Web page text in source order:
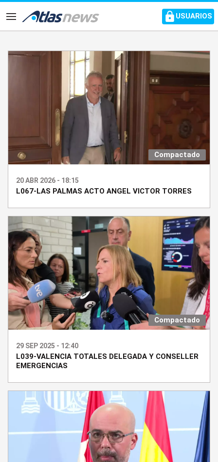
common.go-to-content
Navegación
USUARIOS
Compactado
20 ABR 2026 - 18:15
L067-LAS PALMAS ACTO ANGEL VICTOR TORRES
Compactado
29 SEP 2025 - 12:40
L039-VALENCIA TOTALES DELEGADA Y CONSELLER
EMERGENCIAS